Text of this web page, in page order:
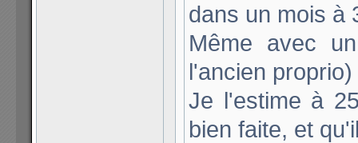
dans un mois à
Même avec
l'ancien
Je l'estime à
bien faite, et